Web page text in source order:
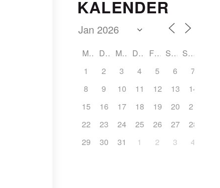
Outlook Live
KALENDER
MO DI MI DO FR SA
SO
1
2 3 4 5 6
7
8
9 10 11 12 13
14
15
16 17 18 19 20
21
22
23 24 25 26 27
28
29
30 31 1 2 3 4